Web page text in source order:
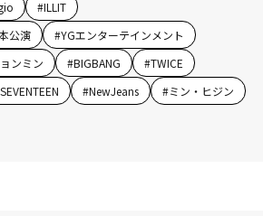
#ILLIT
公演 #YGエンターテインメント
ンミン #BIGBANG #TWICE
SEVENTEEN #NewJeans #ミン・ヒジン